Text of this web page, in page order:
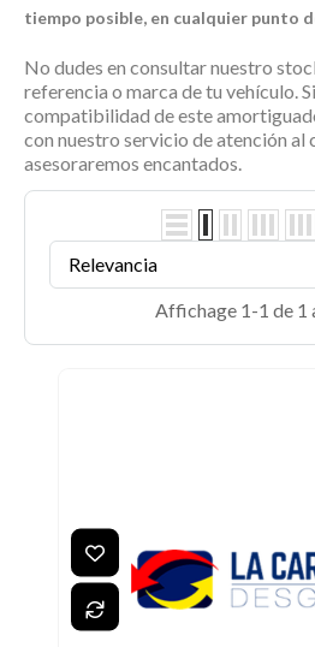
tiempo posible, en cualquier punto
No dudes en consultar nuestro
referencia o marca de tu vehículo.
compatibilidad de este
con nuestro servicio de atención al
asesoraremos encantados.
Relevancia
Affichage 1-1 de 1